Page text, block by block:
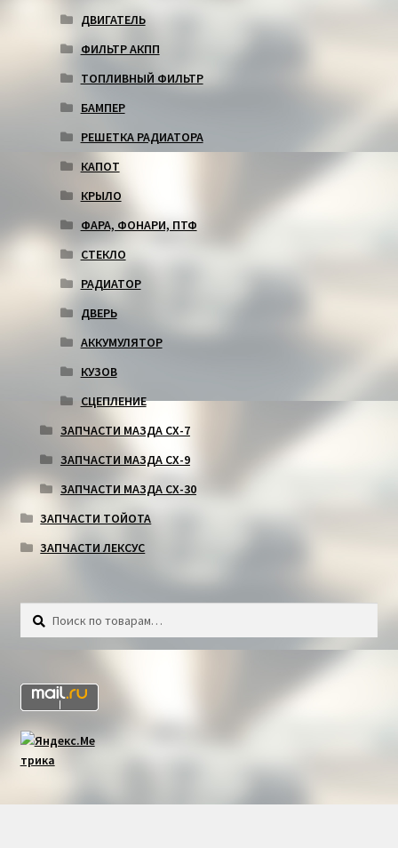
ДВИГАТЕЛЬ
ФИЛЬТР АКПП
ТОПЛИВНЫЙ ФИЛЬТР
БАМПЕР
РЕШЕТКА РАДИАТОРА
КАПОТ
КРЫЛО
ФАРА, ФОНАРИ, ПТФ
СТЕКЛО
РАДИАТОР
ДВЕРЬ
АККУМУЛЯТОР
КУЗОВ
СЦЕПЛЕНИЕ
ЗАПЧАСТИ МАЗДА СХ-7
ЗАПЧАСТИ МАЗДА СХ-9
ЗАПЧАСТИ МАЗДА СХ-30
ЗАПЧАСТИ ТОЙОТА
ЗАПЧАСТИ ЛЕКСУС
Искать:
Поиск